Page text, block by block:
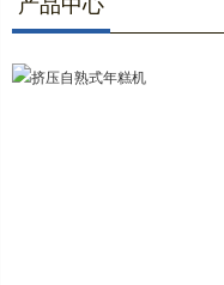
产品中心